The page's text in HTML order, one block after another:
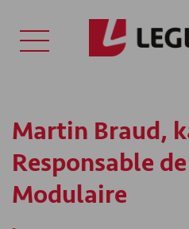
Martin Braud,
Responsable
Modulaire